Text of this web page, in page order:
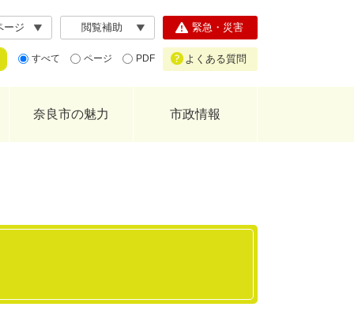
ージ 閲覧補助
すべて ページ PDF
緊急・災害
よくある質問
奈良市の魅力 市政情報